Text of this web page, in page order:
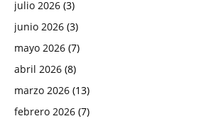
julio 2026 (3)
junio 2026 (3)
mayo 2026 (7)
abril 2026 (8)
marzo 2026 (13)
febrero 2026 (7)